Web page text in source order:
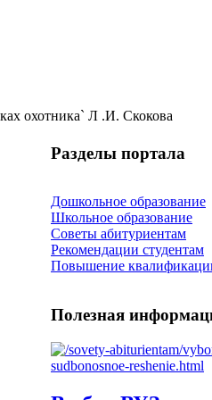
охотника` Л .И. Скокова
Разделы портала
Дошкольное образование
Школьное образование
Советы абитуриентам
Рекомендации студентам
Повышение
Полезная